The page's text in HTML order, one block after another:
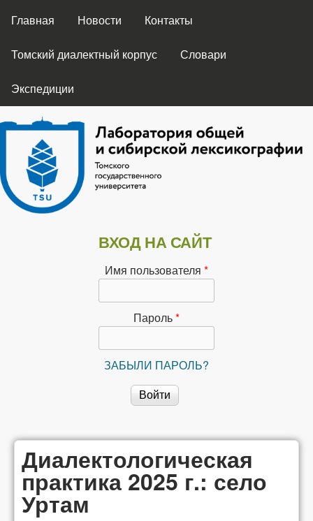
ГЛАВНОЕ МЕНЮ
Главная Новости Контакты
Томский диалектный корпус Словари
Экспедиции
Лаборатория
общей и
сибирской
лексикографии
ВХОД НА САЙТ
Имя пользователя *
Пароль*
ЗАБЫЛИ ПАРОЛЬ?
Диалектологическая
практика 2025 г.: село
Уртам